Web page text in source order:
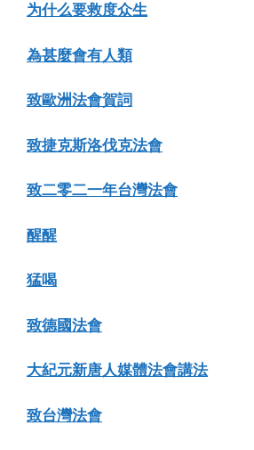
为什么要救度众生
為甚麼會有人類
致歐洲法會賀詞
致捷克斯洛伐克法會
致二零二一年台灣法會
醒醒
猛喝
致德國法會
大紀元新唐人媒體法會講法
致台灣法會